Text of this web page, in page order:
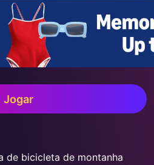
Jogar
de bicicleta de montanha